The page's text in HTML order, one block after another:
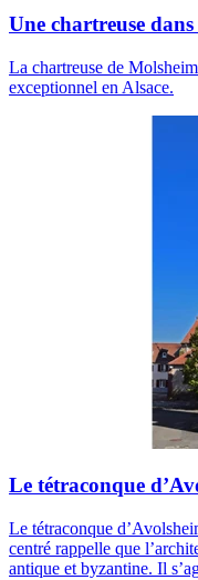
Une chartreuse
La chartreuse de
exceptionnel en Alsace.
Le tétraconque
Le tétraconque
centré rappelle que
antique et byzantine. Il